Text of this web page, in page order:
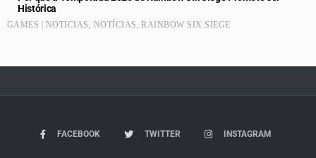
Histórica
GAMES | NOTICIAS , NOTÍCIAS ,RAINBOW SIX SIEGE
FACEBOOK TWITTER INSTAGRAM